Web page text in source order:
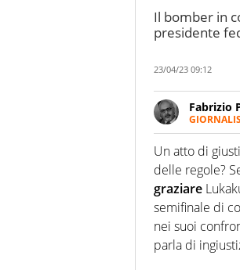
Il bomber in
presidente
23/04/23 09:12
Fabrizio
Nella
agenzie
Un atto di
delle regole?
graziare
semifinale di
nei suoi
parla di